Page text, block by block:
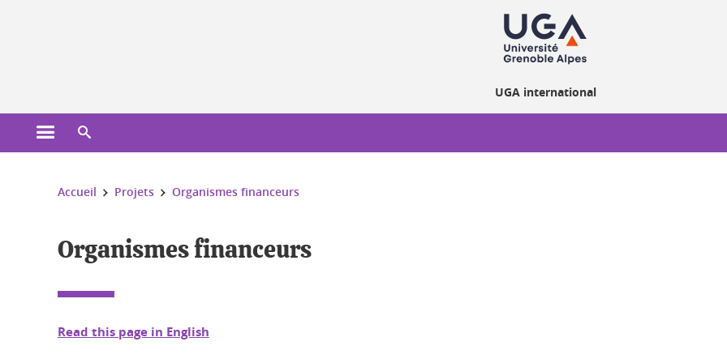
UGA international
Ouvrir le menu principal
Vous êtes ici :
Accueil Projets Organismes financeurs
Organismes financeurs
Read this page in English